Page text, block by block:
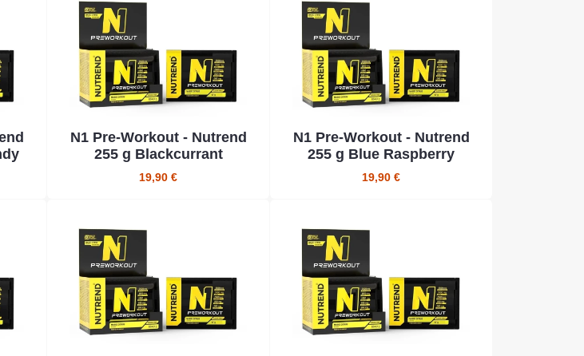
N1 Pre-Workout - Nutrend
255 g Blackcurrant
19,90 €
N1 Pre-Workout - Nutrend
255 g Blue Raspberry
19,90 €